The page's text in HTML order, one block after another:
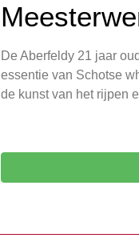
De Aberfeldy 21 jaar
essentie van Schotse
de kunst van het rijpen